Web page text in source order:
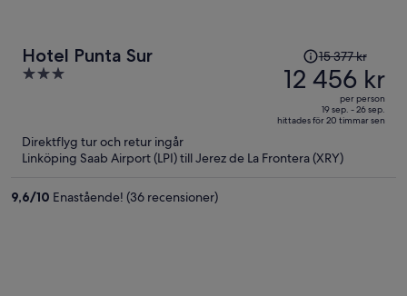
Hotel Punta Sur
3
Priset
var
15 377 kr
är
12 456 kr
15 377 kr
12 456 kr
per person
19 sep. - 26 sep.
hittades för 20 timmar sen
Direktflyg tur och retur ingår
Linköping Saab Airport (LPI) till Jerez de La Frontera (XRY)
9,6/10 Enastående! (36 recensioner)